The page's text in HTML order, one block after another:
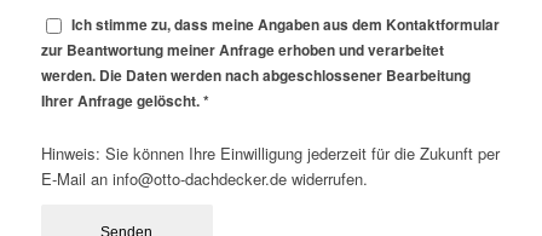
Ich stimme zu, dass meine Angaben aus dem Kontaktformular
zur Beantwortung meiner Anfrage erhoben und verarbeitet
werden. Die Daten werden nach abgeschlossener Bearbeitung
Ihrer Anfrage gelöscht.*
Hinweis: Sie können Ihre Einwilligung jederzeit für die Zukunft per
E-Mail an info@otto-dachdecker.de widerrufen.